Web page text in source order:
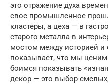
это отражение духа
свое промышленное
кластеры, а цеха — в
старого металла в
мостом между историей и
показывает, что мы
боимся показывать
декор — это выбор